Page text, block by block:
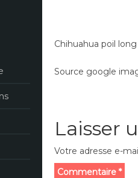
Chihuahua poil
Source google
Laisser
Votre adresse e-
Commentaire *